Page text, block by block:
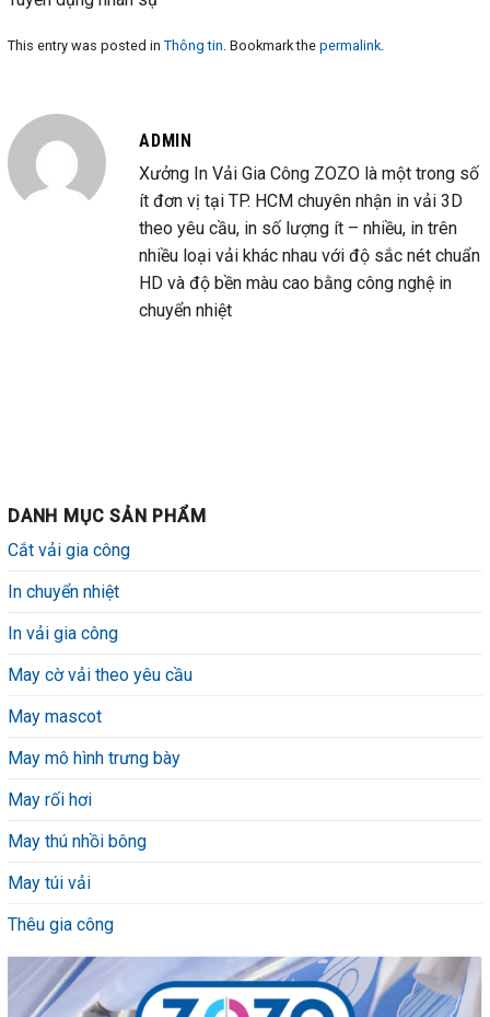
This entry was posted in Thông tin. Bookmark the permalink.
ADMIN
Xưởng In Vải Gia Công ZOZO là một trong số
ít đơn vị tại TP. HCM chuyên nhận in vải 3D
theo yêu cầu, in số lượng ít – nhiều, in trên
nhiều loại vải khác nhau với độ sắc nét chuẩn
HD và độ bền màu cao bằng công nghệ in
chuyển nhiệt
DANH MỤC SẢN PHẨM
Cắt vải gia công
In chuyển nhiệt
In vải gia công
May cờ vải theo yêu cầu
May mascot
May mô hình trưng bày
May rối hơi
May thú nhồi bông
May túi vải
Thêu gia công